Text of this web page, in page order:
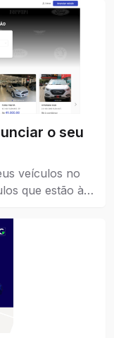
o seu
veículos no
que estão à